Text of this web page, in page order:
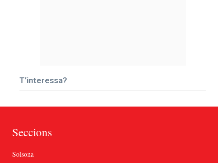
T’interessa?
Seccions
Solsona